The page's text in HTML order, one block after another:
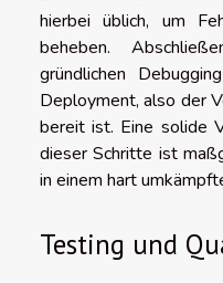
hierbei üblich, um
beheben.
gründlichen
Deployment, also der
bereit ist. Eine solide
dieser Schritte ist
in einem hart
Testing und